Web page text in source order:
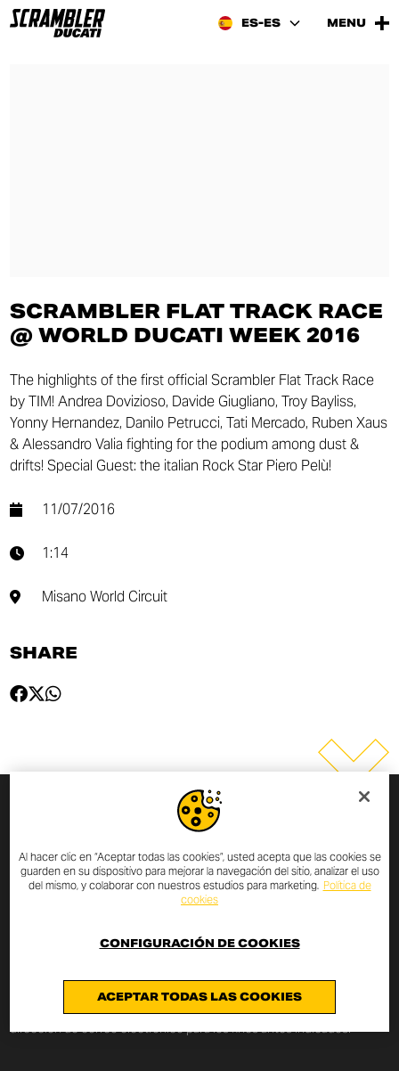
ES-ES MENU
SCRAMBLER FLAT TRACK RACE
@ WORLD DUCATI WEEK 2016
The highlights of the first official Scrambler Flat Track Race
by TIM! Andrea Dovizioso, Davide Giugliano, Troy Bayliss,
Yonny Hernandez, Danilo Petrucci, Tati Mercado, Ruben Xaus
& Alessandro Valia fighting for the podium among dust &
drifts! Special Guest: the italian Rock Star Piero Pelù!
11/07/2016
1:14
Misano World Circuit
SHARE
SUSCRIPCIÓN AL BOLETÍN
INFORMATIVO
Introducir tu dirección de correo electrónico para estar
Scrambler Ducati.
Declaro haber leído lapolítica de privacidadredactada según el
13 del Reglamento UE 2016/679sobre la protección de
datos personales («Reglamento») y autorizo el tratamiento de mi
dirección de correo electrónico para los fines antes indicados.
Al hacer clic en “Aceptar todas las cookies”, usted acepta que las cookies se
guarden en su dispositivo para mejorar la navegación del sitio, analizar el uso
del mismo, y colaborar con nuestros estudios para marketing. Política de
cookies
ACEPTAR TODAS LAS COOKIES
CONFIGURACIÓN DE COOKIES